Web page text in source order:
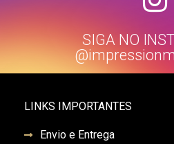
SIGA NO
LINKS IMPORTANTES
Envio e Entrega